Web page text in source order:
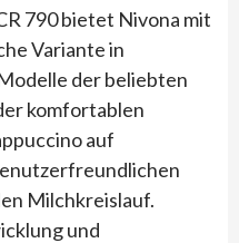
790 bietet Nivona mit
Variante in
der beliebten
komfortablen
auf
Milchkreislauf.
und